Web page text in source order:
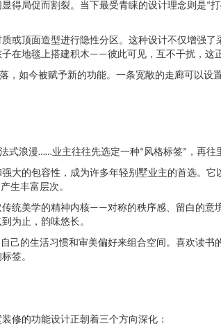
局促而割裂。当下最受青睐的设计理念则是“
或顶面造型进行隐性分区。这种设计不仅增强
在地毯上搭建积木——彼此可见，互不干扰，这
如今被赋予新的功能。一条宽敞的走廊可以设
浪漫……业主往往先选定一种“风格标签”，再往
大的包容性，成为许多年轻别墅业主的首选。
生丰富层次。
统美学的精神内核——对称的秩序感、留白的
为止，韵味悠长。
己的生活习惯和审美偏好来组合空间。喜欢读
签。
修的功能设计正朝着三个方向深化：